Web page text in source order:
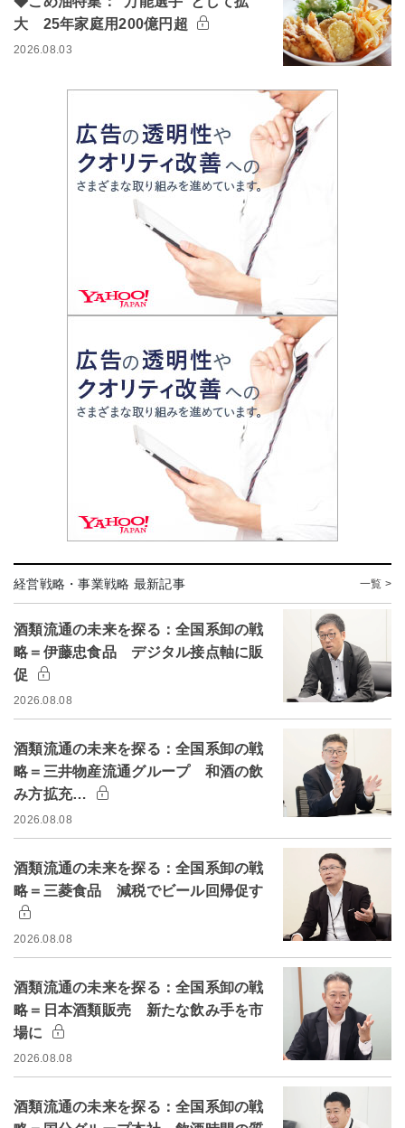
大 25年家庭用200億円超
2026.08.03
経営戦略・事業戦略 最新記事 一覧 >
酒類流通の未来を探る：全国系卸の戦
略＝伊藤忠食品 デジタル接点軸に販
促
2026.08.08
酒類流通の未来を探る：全国系卸の戦
略＝三井物産流通グループ 和酒の飲
み方拡充…
2026.08.08
酒類流通の未来を探る：全国系卸の戦
略＝三菱食品 減税でビール回帰促す
2026.08.08
酒類流通の未来を探る：全国系卸の戦
略＝日本酒類販売 新たな飲み手を市
場に
2026.08.08
酒類流通の未来を探る：全国系卸の戦